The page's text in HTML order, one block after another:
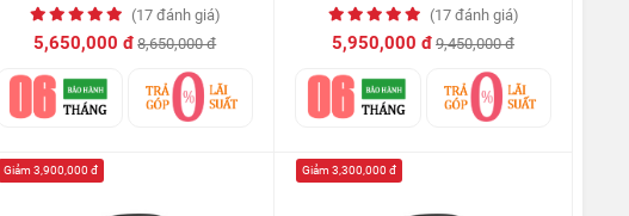
(17 đánh giá)
5,650,000 đ 8,650,000 đ
(17 đánh giá)
5,950,000 đ 9,450,000 đ
Giảm 3,900,000 đ Giảm 3,300,000 đ